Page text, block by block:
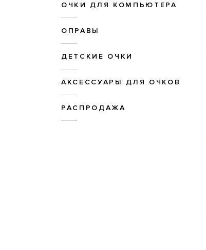
ОЧКИ ДЛЯ КОМПЬЮТЕРА
ОПРАВЫ
ДЕТСКИЕ ОЧКИ
АКСЕССУАРЫ ДЛЯ ОЧКОВ
РАСПРОДАЖА